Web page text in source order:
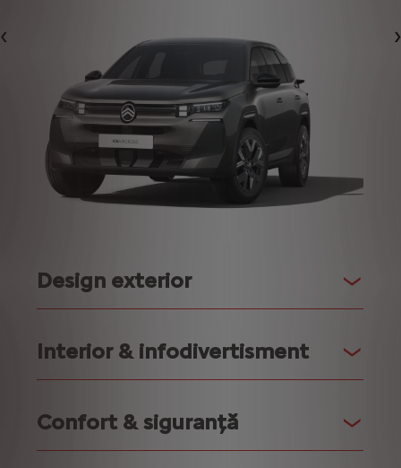
Précédent
Design exterior
Interior & infodivertisment
Confort & siguranţă